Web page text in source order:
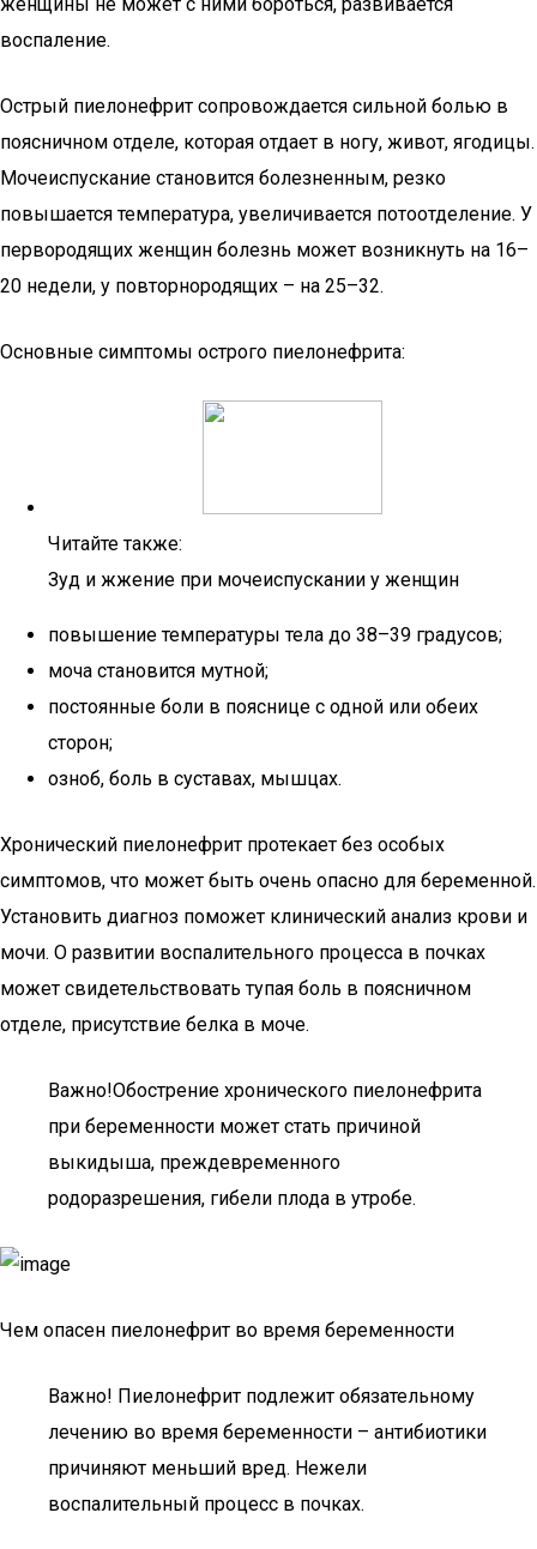
воспаление.
Острый пиелонефрит сопровождается сильной болью в
поясничном отделе, которая отдает в ногу, живот, ягодицы.
Мочеиспускание становится болезненным, резко
повышается температура, увеличивается потоотделение. У
первородящих женщин болезнь может возникнуть на 16–
20 недели, у повторнородящих – на 25–32.
Основные симптомы острого пиелонефрита:
Читайте также:
Зуд и жжение при мочеиспускании у женщин
повышение температуры тела до 38–39 градусов;
моча становится мутной;
постоянные боли в пояснице с одной или обеих
сторон;
озноб, боль в суставах, мышцах.
Хронический пиелонефрит протекает без особых
симптомов, что может быть очень опасно для беременной.
Установить диагноз поможет клинический анализ крови и
мочи. О развитии воспалительного процесса в почках
может свидетельствовать тупая боль в поясничном
отделе, присутствие белка в моче.
Важно!Обострение хронического пиелонефрита
при беременности может стать причиной
выкидыша, преждевременного
родоразрешения, гибели плода в утробе.
Чем опасен пиелонефрит во время беременности
Важно! Пиелонефрит подлежит обязательному
лечению во время беременности – антибиотики
причиняют меньший вред. Нежели
воспалительный процесс в почках.